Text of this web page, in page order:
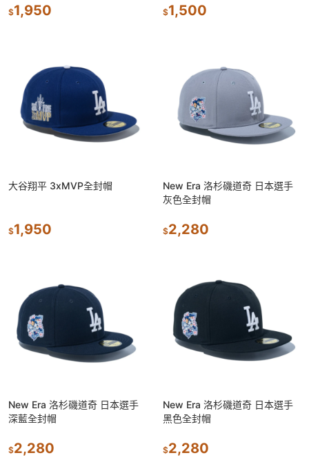
$1,950 $1,500
大谷翔平 3xMVP全封帽
$1,950
New Era 洛杉磯道奇 日本選手
灰色全封帽
$2,280
New Era 洛杉磯道奇 日本選手
深藍全封帽
$2,280
New Era 洛杉磯道奇 日本選手
黑色全封帽
$2,280